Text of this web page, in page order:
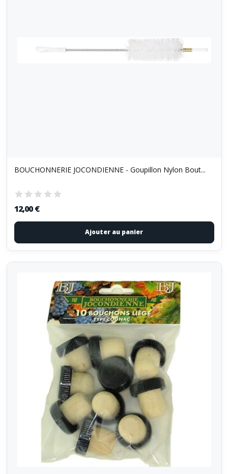
BOUCHONNERIE JOCONDIENNE - Goupillon Nylon Bout...
12,00 €
Ajouter au panier